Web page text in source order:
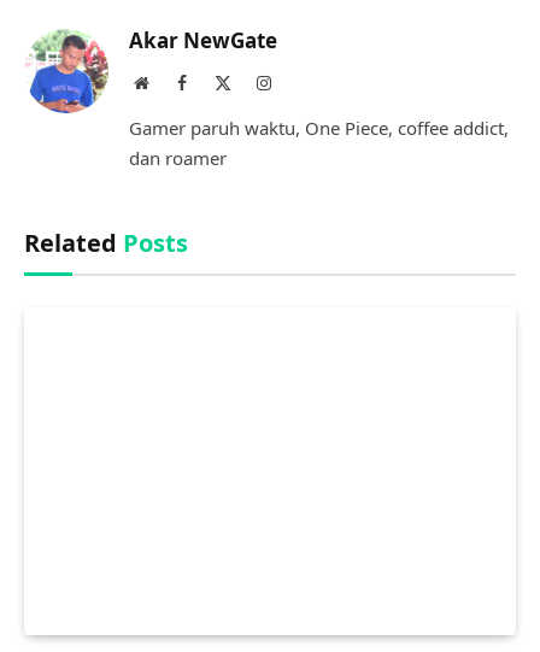
Akar NewGate
WebsiteFacebook Instagram
Gamer paruh waktu, One Piece, coffee addict,
dan roamer
Related Posts